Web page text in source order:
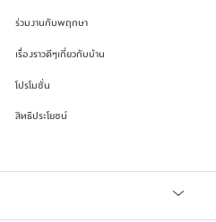
ร่วมงานกับพฤกษา
เรื่องราวดีๆเกี่ยวกับบ้าน
โปรโมชั่น
สิทธิประโยชน์